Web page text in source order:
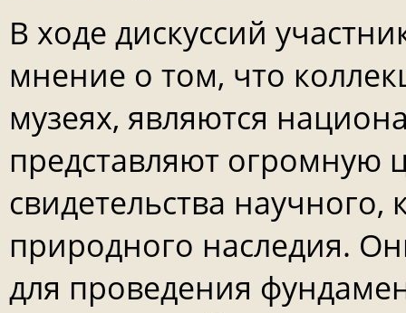
В ходе дискуссий
мнение о том, что
музеях, являются
представляют огромную
свидетельства научного,
природного наследия.
для проведения